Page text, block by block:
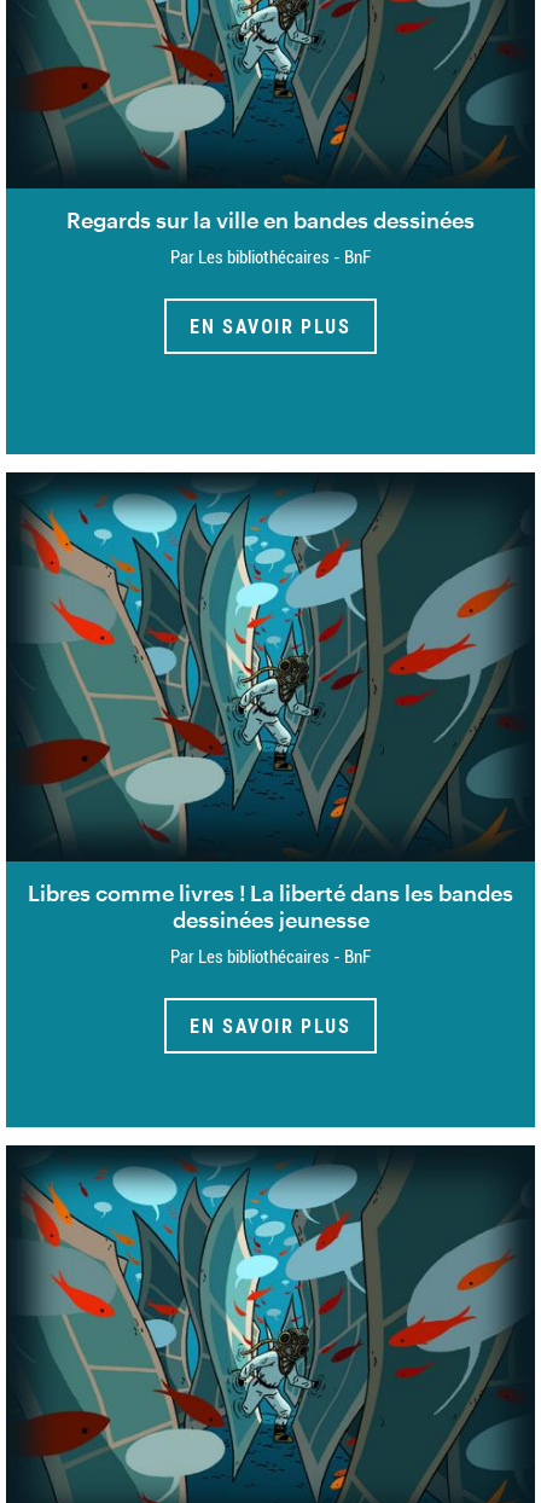
Regards sur la ville en bandes dessinées
Par Les bibliothécaires - BnF
EN SAVOIR PLUS
Libres comme livres ! La liberté dans les bandes
dessinées jeunesse
Par Les bibliothécaires - BnF
EN SAVOIR PLUS